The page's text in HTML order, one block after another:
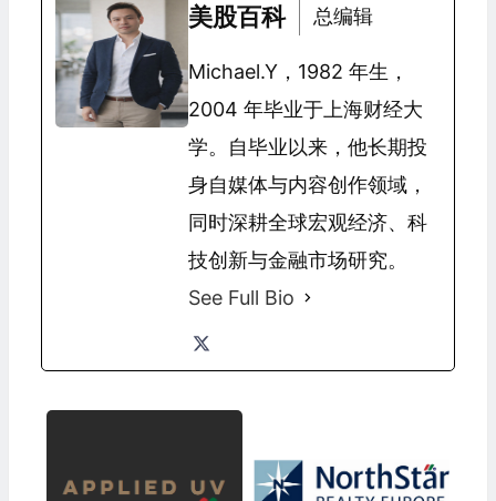
美股百科 总编辑
Michael.Y，1982 年生，
2004 年毕业于上海财经大
学。自毕业以来，他长期投
身自媒体与内容创作领域，
同时深耕全球宏观经济、科
技创新与金融市场研究。
See Full Bio